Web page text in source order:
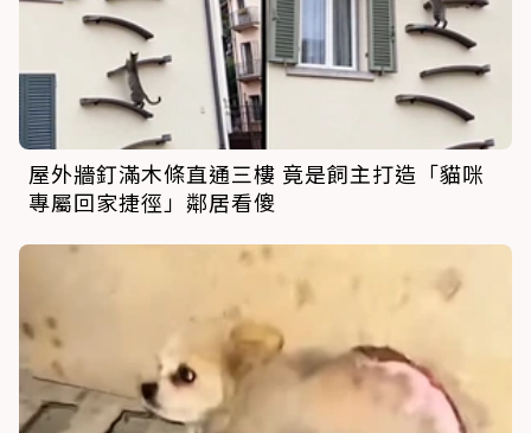
屋外牆釘滿木條直通三樓 竟是飼主打造「貓咪
專屬回家捷徑」鄰居看傻